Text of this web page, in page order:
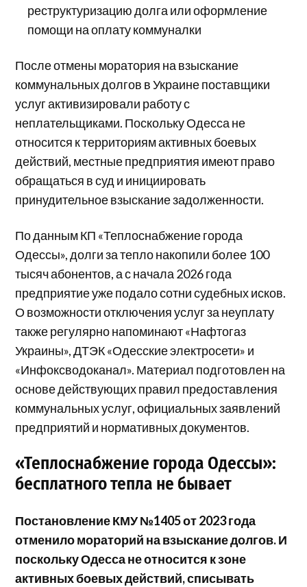
реструктуризацию долга или оформление
помощи на оплату коммуналки
После отмены моратория на взыскание
коммунальных долгов в Украине поставщики
услуг активизировали работу с
неплательщиками. Поскольку Одесса не
относится к территориям активных боевых
действий, местные предприятия имеют право
обращаться в суд и инициировать
принудительное взыскание задолженности.
По данным КП «Теплоснабжение города
Одессы», долги за тепло накопили более 100
тысяч абонентов, а с начала 2026 года
предприятие уже подало сотни судебных исков.
О возможности отключения услуг за неуплату
также регулярно напоминают «Нафтогаз
Украины», ДТЭК «Одесские электросети» и
«Инфоксводоканал». Материал подготовлен на
основе действующих правил предоставления
коммунальных услуг, официальных заявлений
предприятий и нормативных документов.
«Теплоснабжение города Одессы»:
бесплатного тепла не бывает
Постановление КМУ №1405 от 2023 года
отменило мораторий на взыскание долгов. И
поскольку Одесса не относится к зоне
активных боевых действий, списывать